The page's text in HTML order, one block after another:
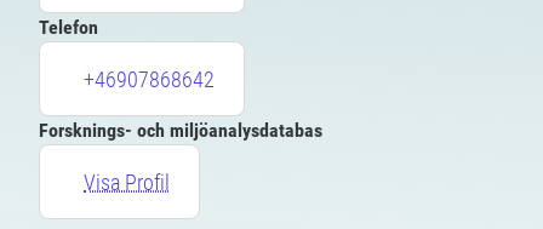
Telefon
+46907868642
Forsknings- och miljöanalysdatabas
Visa Profil